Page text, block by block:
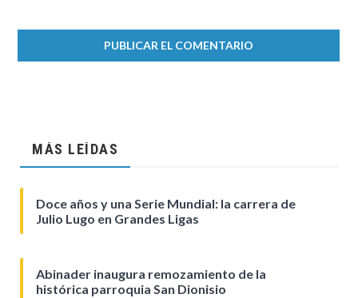
MÁS LEÍDAS
Doce años y una Serie Mundial: la carrera de
Julio Lugo en Grandes Ligas
Abinader inaugura remozamiento de la
histórica parroquia San Dionisio